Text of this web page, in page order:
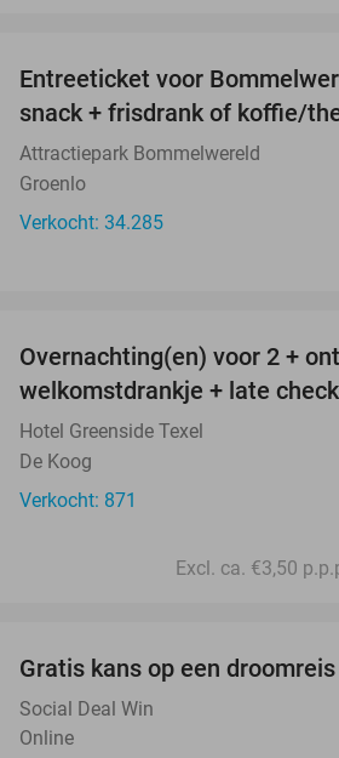
Entreeticket voor
snack + frisdrank of koffie/
Attractiepark Bommelwereld
Groenlo
Verkocht: 34.285
Overnachting(en) voor 2 +
welkomstdrankje + late
Hotel Greenside Texel
De Koog
Verkocht: 871
Excl. ca. €3,50
Gratis kans op een
Social Deal Win
Online